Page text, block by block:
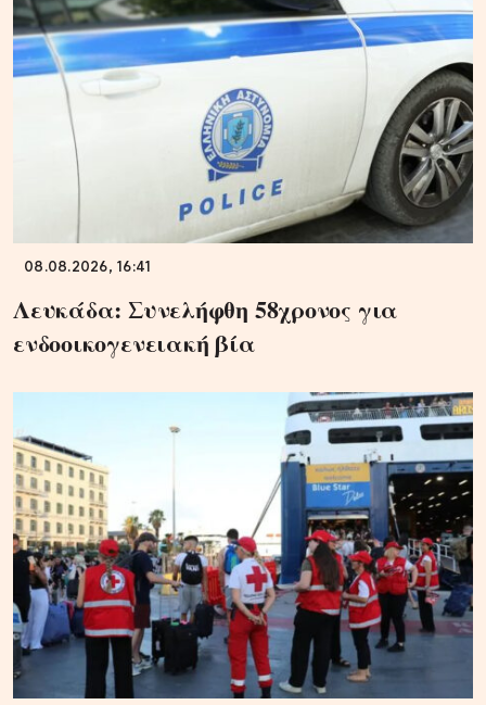
08.08.2026, 16:41
Λευκάδα: Συνελήφθη 58χρονος για
ενδοοικογενειακή βία